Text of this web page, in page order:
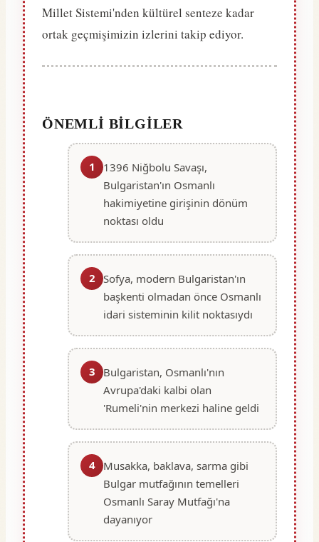
Millet Sistemi'nden kültürel senteze kadar
ortak geçmişimizin izlerini takip ediyor.
ÖNEMLI BILGILER
1
1396 Niğbolu Savaşı,
Bulgaristan'ın Osmanlı
hakimiyetine girişinin dönüm
noktası oldu
2 Sofya, modern Bulgaristan'ın
başkenti olmadan önce Osmanlı
idari sisteminin kilit noktasıydı
3
Bulgaristan, Osmanlı'nın
Avrupa'daki kalbi olan
'Rumeli'nin merkezi haline geldi
4
Musakka, baklava, sarma gibi
Bulgar mutfağının temelleri
Osmanlı Saray Mutfağı'na
dayanıyor